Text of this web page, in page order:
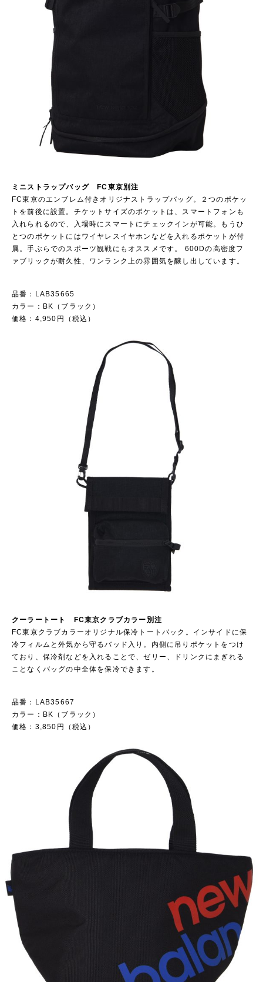
ミニストラップバッグ FC東京別注
FC東京のエンブレム付きオリジナストラップバッグ。２つのポケッ
トを前後に設置。チケットサイズのポケットは、スマートフォンも
入れられるので、入場時にスマートにチェックインが可能。もうひ
とつのポケットにはワイヤレスイヤホンなどを入れるポケットが付
属。手ぶらでのスポーツ観戦にもオススメです。 600Dの高密度フ
ァブリックが耐久性、ワンランク上の雰囲気を醸し出しています。
品番：LAB35665
カラー：BK（ブラック）
価格：4,950円（税込）
クーラートート FC東京クラブカラー別注
FC東京クラブカラーオリジナル保冷トートバック。インサイドに保
冷フィルムと外気から守るバッド入り。内側に吊りポケットをつけ
ており、保冷剤などを入れることで、ゼリー、ドリンクにまぎれる
ことなくバッグの中全体を保冷できます。
品番：LAB35667
カラー：BK（ブラック）
価格：3,850円（税込）